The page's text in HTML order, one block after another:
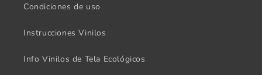
Condiciones de uso
Instrucciones Vinilos
Info Vinilos de Tela Ecológicos